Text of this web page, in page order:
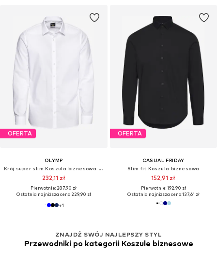
OFERTA
OLYMP
Krój super slim Koszula biznesowa 'No. 6'
232,11 zł
Pierwotnie: 287,90 zł
Ostatnia najniższa cena:229,90 zł
+1
OFERTA
CASUAL FRIDAY
Slim fit Koszula biznesowa
152,91 zł
Pierwotnie: 192,90 zł
Ostatnia najniższa cena:137,61 zł
ZNAJDŹ SWÓJ NAJLEPSZY STYL
Przewodniki po kategorii Koszule biznesowe